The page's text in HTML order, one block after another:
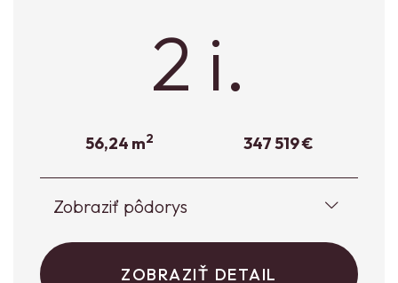
2 i.
56,24 m2 347 519 €
Zobraziť pôdorys
ZOBRAZIŤ DETAIL